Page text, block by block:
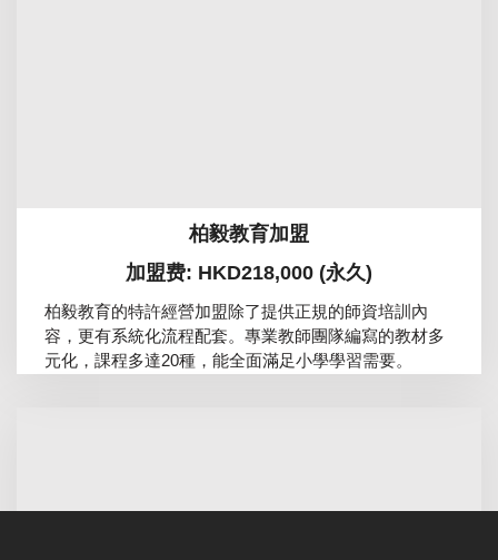
柏毅教育加盟
加盟费: HKD218,000 (永久)
柏毅教育的特許經營加盟除了提供正規的師資培訓內
容，更有系統化流程配套。專業教師團隊編寫的教材多
元化，課程多達20種，能全面滿足小學學習需要。